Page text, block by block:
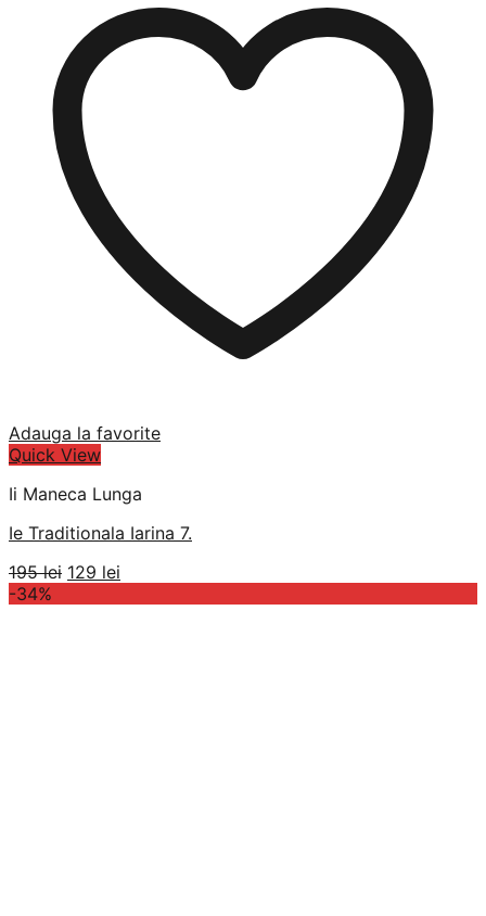
Adauga la favorite
Quick View
Ii Maneca Lunga
Ie Traditionala Iarina 7.
195lei Prețul
129 lei
-34%